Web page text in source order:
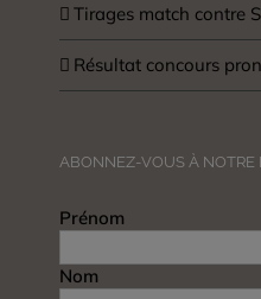
Tirages match contre
Résultat concours
ABONNEZ-VOUS À NOTRE
Prénom
Nom